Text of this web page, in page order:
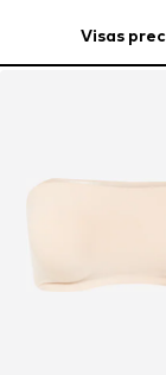
Visas